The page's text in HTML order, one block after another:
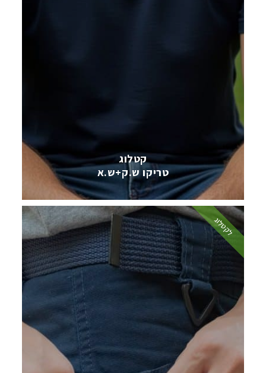
קטלוג
טריקו ש.ק+ש.א
לקטלוג